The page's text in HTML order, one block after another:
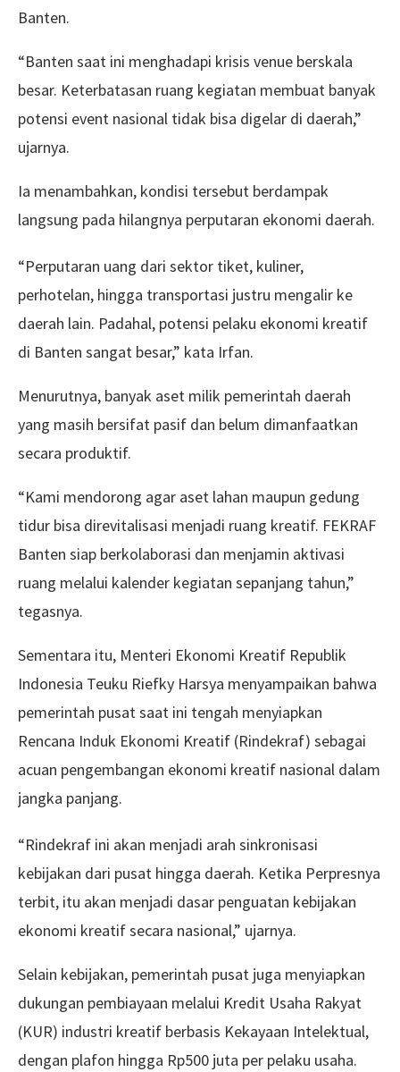
Banten.
“Banten saat ini menghadapi krisis venue berskala
besar. Keterbatasan ruang kegiatan membuat banyak
potensi event nasional tidak bisa digelar di daerah,”
ujarnya.
Ia menambahkan, kondisi tersebut berdampak
langsung pada hilangnya perputaran ekonomi daerah.
“Perputaran uang dari sektor tiket, kuliner,
perhotelan, hingga transportasi justru mengalir ke
daerah lain. Padahal, potensi pelaku ekonomi kreatif
di Banten sangat besar,” kata Irfan.
Menurutnya, banyak aset milik pemerintah daerah
yang masih bersifat pasif dan belum dimanfaatkan
secara produktif.
“Kami mendorong agar aset lahan maupun gedung
tidur bisa direvitalisasi menjadi ruang kreatif. FEKRAF
Banten siap berkolaborasi dan menjamin aktivasi
ruang melalui kalender kegiatan sepanjang tahun,”
tegasnya.
Sementara itu, Menteri Ekonomi Kreatif Republik
Indonesia Teuku Riefky Harsya menyampaikan bahwa
pemerintah pusat saat ini tengah menyiapkan
Rencana Induk Ekonomi Kreatif (Rindekraf) sebagai
acuan pengembangan ekonomi kreatif nasional dalam
jangka panjang.
“Rindekraf ini akan menjadi arah sinkronisasi
kebijakan dari pusat hingga daerah. Ketika Perpresnya
terbit, itu akan menjadi dasar penguatan kebijakan
ekonomi kreatif secara nasional,” ujarnya.
Selain kebijakan, pemerintah pusat juga menyiapkan
dukungan pembiayaan melalui Kredit Usaha Rakyat
(KUR) industri kreatif berbasis Kekayaan Intelektual,
dengan plafon hingga Rp500 juta per pelaku usaha.